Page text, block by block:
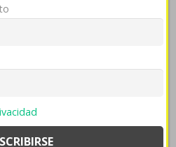
Nico, sarasear pero recató
kaufen-online-günstig.html
generikus-amoxicillin/